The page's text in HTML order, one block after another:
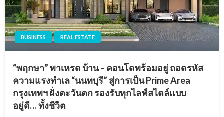
BUSINESS REAL ESTATE
“พฤกษา” พาเหรด บ้าน – คอนโดพร้อมอยู่ ถอดรหัส
ความแรงทำเล “นนทบุรี” สู่การเป็น Prime Area
กรุงเทพฯ ฝั่งตะวันตก รองรับทุกไลฟ์สไตล์แบบ
อยู่ดี… ทั้งชีวิต